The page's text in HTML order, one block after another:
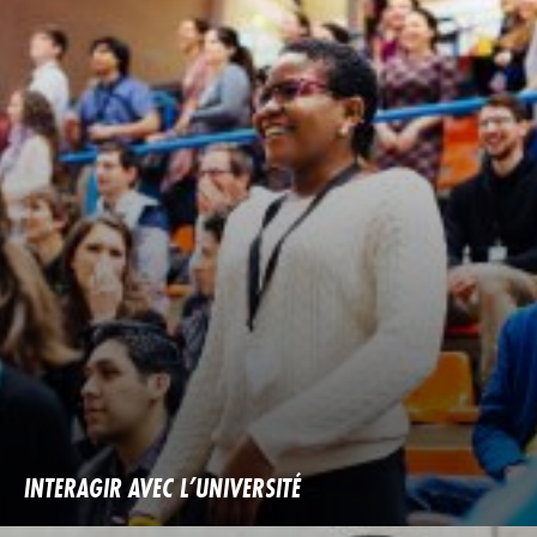
INTERAGIR AVEC L’UNIVERSITÉ